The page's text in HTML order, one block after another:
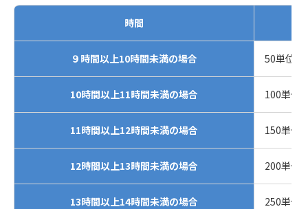
時間
９時間以上10時間未満の場合 50単位
10時間以上11時間未満の場合 100単位
11時間以上12時間未満の場合 150単位
12時間以上13時間未満の場合 200単位
13時間以上14時間未満の場合 250単位